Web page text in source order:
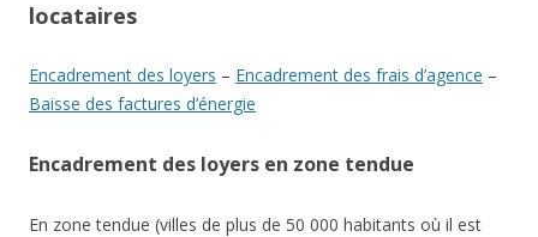
locataires
Encadrement des loyers – Encadrement des frais d’agence –
Baisse des factures d’énergie
Encadrement des loyers en zone tendue
En zone tendue (villes de plus de 50 000 habitants où il est